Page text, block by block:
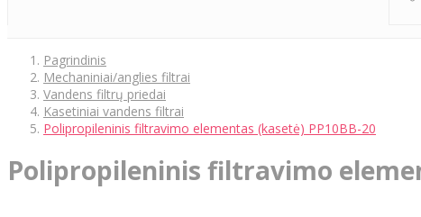
Pagrindinis
Mechaniniai/anglies filtrai
Vandens filtrų priedai
Kasetiniai vandens filtrai
Polipropileninis filtravimo elementas (kasetė) PP10BB-20
Polipropileninis filtravimo